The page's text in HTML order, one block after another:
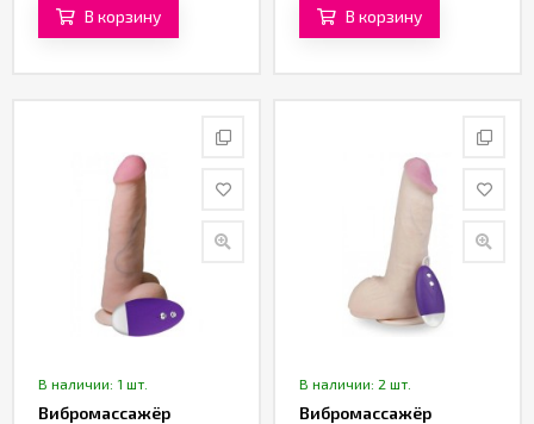
В корзину В корзину
В наличии: 1 шт.
Вибромассажёр
В наличии: 2 шт.
Вибромассажёр